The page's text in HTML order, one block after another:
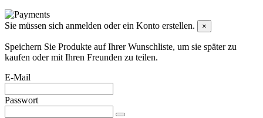
Sie müssen sich anmelden oder ein Konto erstellen. ×
Speichern Sie Produkte auf Ihrer Wunschliste, um sie später zu
kaufen oder mit Ihren Freunden zu teilen.
E-Mail
Passwort